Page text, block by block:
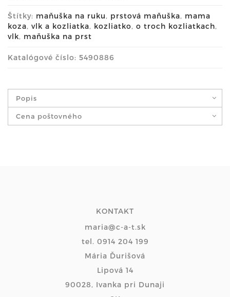
Štítky: maňuška na ruku, prstová maňuška, mama
koza, vlk a kozliatka, kozliatko, o troch kozliatkach,
vlk, maňuška na prst
Katalógové číslo: 5490886
Popis
Cena poštovného
KONTAKT
maria@c-a-t.sk
tel. 0914 204 199
Mária Ďurišová
Lipová 14
90028, Ivanka pri Dunaji